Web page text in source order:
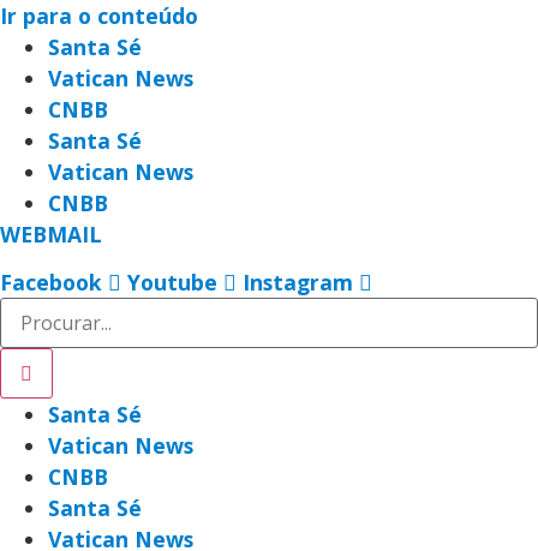
Ir para o conteúdo
Santa Sé
Vatican News
CNBB
Santa Sé
Vatican News
CNBB
WEBMAIL
Facebook
Youtube Instagram
Santa Sé
Vatican News
CNBB
Santa Sé
Vatican News